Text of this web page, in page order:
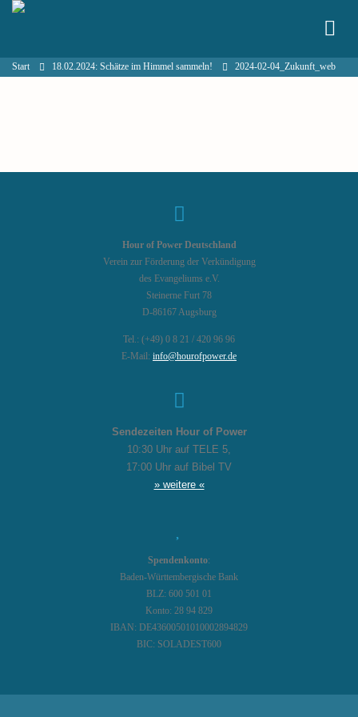
Start 18.02.2024: Schätze im Himmel sammeln! 2024-02-04_Zukunft_web
Hour of Power Deutschland
Verein zur Förderung der Verkündigung
des Evangeliums e.V.
Steinerne Furt 78
D-86167 Augsburg
Tel.: (+49) 0 8 21 / 420 96 96
E-Mail: info@hourofpower.de
Sendezeiten Hour of Power
10:30 Uhr auf TELE 5,
17:00 Uhr auf Bibel TV
» weitere «
Spendenkonto:
Baden-Württembergische Bank
BLZ: 600 501 01
Konto: 28 94 829
IBAN: DE43600501010002894829
BIC: SOLADEST600